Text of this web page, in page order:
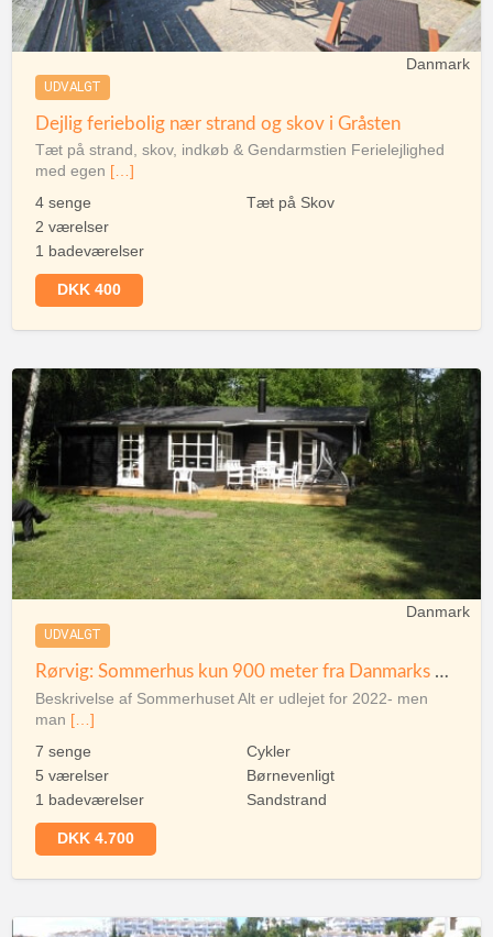
UDVALGT
Danmark
Dejlig feriebolig nær strand og skov i Gråsten
Tæt på strand, skov, indkøb & Gendarmstien Ferielejlighed
med egen […]
4 senge
2 værelser
1 badeværelser
Tæt på Skov
DKK 400
UDVALGT
Danmark
Rørvig: Sommerhus kun 900 meter fra Danmarks bedste sandstrand
Beskrivelse af Sommerhuset Alt er udlejet for 2022- men
man […]
7 senge
5 værelser
1 badeværelser
Cykler
Børnevenligt
Sandstrand
DKK 4.700